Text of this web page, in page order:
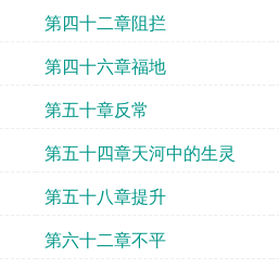
第四十二章阻拦
第四十六章福地
第五十章反常
第五十四章天河中的生灵
第五十八章提升
第六十二章不平